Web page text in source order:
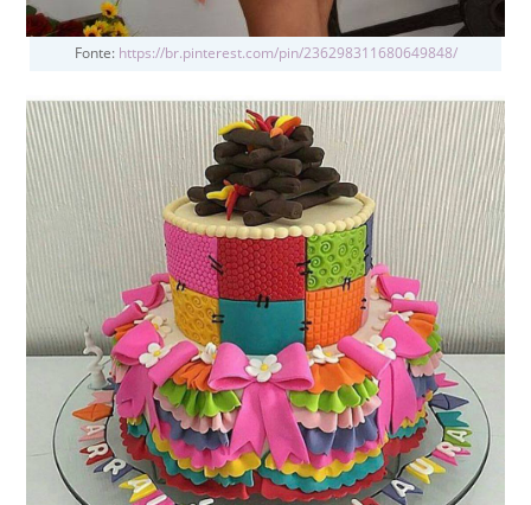
Fonte: https://br.pinterest.com/pin/236298311680649848/